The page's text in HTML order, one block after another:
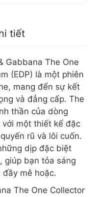
tiết
Gabbana The One
(EDP) là một phiên
mang đến sự kết
và đẳng cấp. The
thần của dòng
một thiết kế đặc
rũ và lôi cuốn.
dịp đặc biệt
giúp bạn tỏa sáng
mê hoặc.
The One Collector